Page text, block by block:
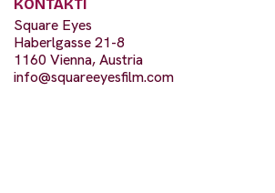
KONTAKTI
Square Eyes
Haberlgasse 21-8
1160 Vienna, Austria
info@squareeyesfilm.com